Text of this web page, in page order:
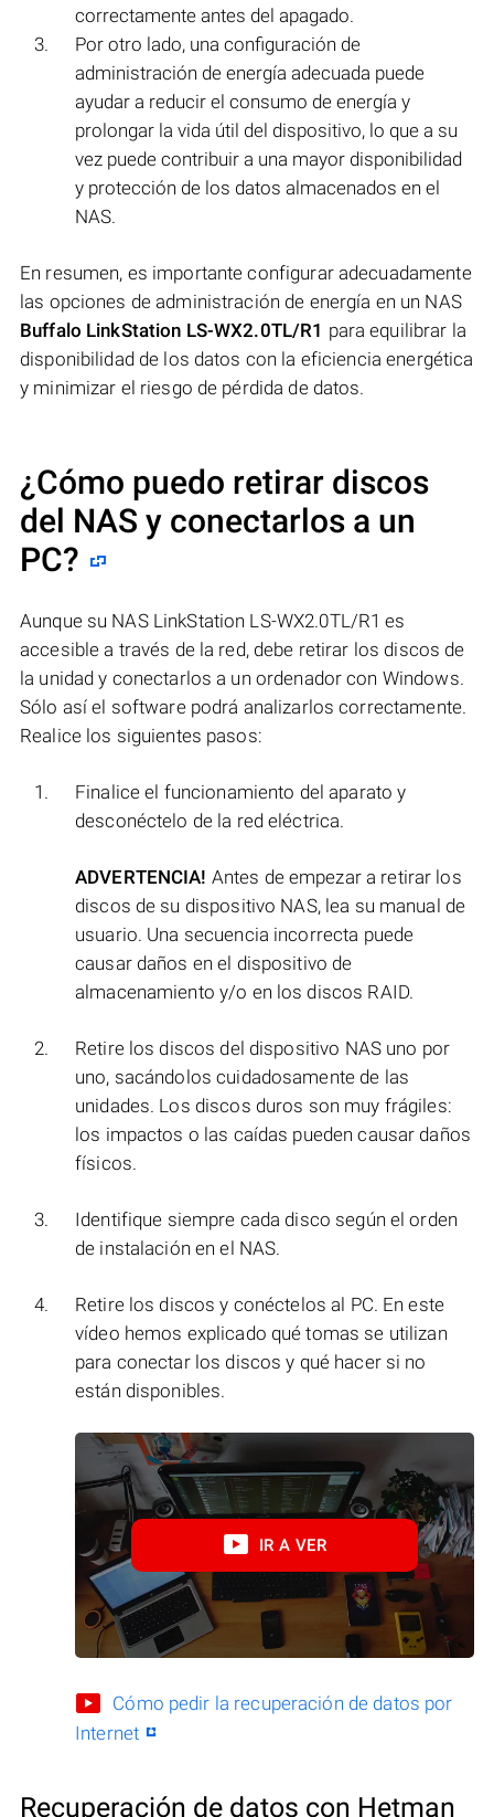
correctamente antes del apagado.
Por otro lado, una configuración de
administración de energía adecuada puede
ayudar a reducir el consumo de energía y
prolongar la vida útil del dispositivo, lo que a su
vez puede contribuir a una mayor disponibilidad
y protección de los datos almacenados en el
NAS.
En resumen, es importante configurar adecuadamente
las opciones de administración de energía en un NAS
Buffalo LinkStation LS-WX2.0TL/R1 para equilibrar la
disponibilidad de los datos con la eficiencia energética
y minimizar el riesgo de pérdida de datos.
¿Cómo puedo retirar discos
del NAS y conectarlos a un
PC?
Aunque su NAS LinkStation LS-WX2.0TL/R1 es
accesible a través de la red, debe retirar los discos de
la unidad y conectarlos a un ordenador con Windows.
Sólo así el software podrá analizarlos correctamente.
Realice los siguientes pasos:
Finalice el funcionamiento del aparato y
desconéctelo de la red eléctrica.
ADVERTENCIA! Antes de empezar a retirar los
discos de su dispositivo NAS, lea su manual de
usuario. Una secuencia incorrecta puede
causar daños en el dispositivo de
almacenamiento y/o en los discos RAID.
Retire los discos del dispositivo NAS uno por
uno, sacándolos cuidadosamente de las
unidades. Los discos duros son muy frágiles:
los impactos o las caídas pueden causar daños
físicos.
Identifique siempre cada disco según el orden
de instalación en el NAS.
Retire los discos y conéctelos al PC. En este
vídeo hemos explicado qué tomas se utilizan
para conectar los discos y qué hacer si no
están disponibles.
IR A VER
Cómo pedir la recuperación de datos por
Internet
Recuperación de datos con Hetman